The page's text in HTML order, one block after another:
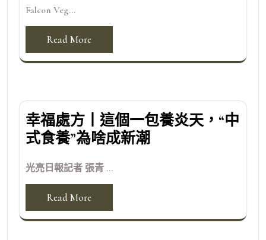
Falcon Veg...
Read More
幸福處方丨這個一包養炎天，“中
式食養”為啥成新潮
光亮日報記者 張青 ...
Read More